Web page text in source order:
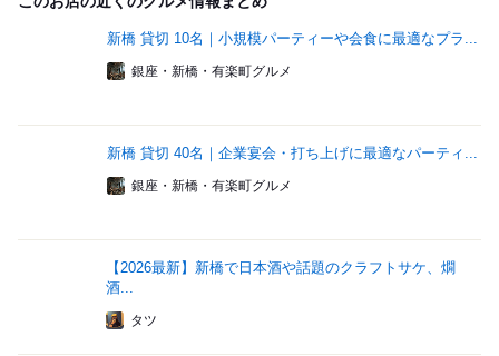
新橋 貸切 10名｜小規模パーティーや会食に最適なプラ...
銀座・新橋・有楽町グルメ
新橋 貸切 40名｜企業宴会・打ち上げに最適なパーティ...
銀座・新橋・有楽町グルメ
【2026最新】新橋で日本酒や話題のクラフトサケ、燗
酒...
タツ